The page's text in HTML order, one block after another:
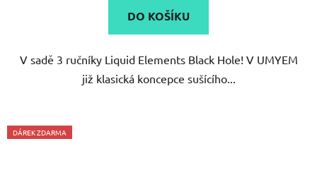
5
DO KOŠÍKU
V sadě 3 ručníky Liquid Elements Black Hole! V UMYEM
již klasická koncepce sušícího...
DÁREK ZDARMA